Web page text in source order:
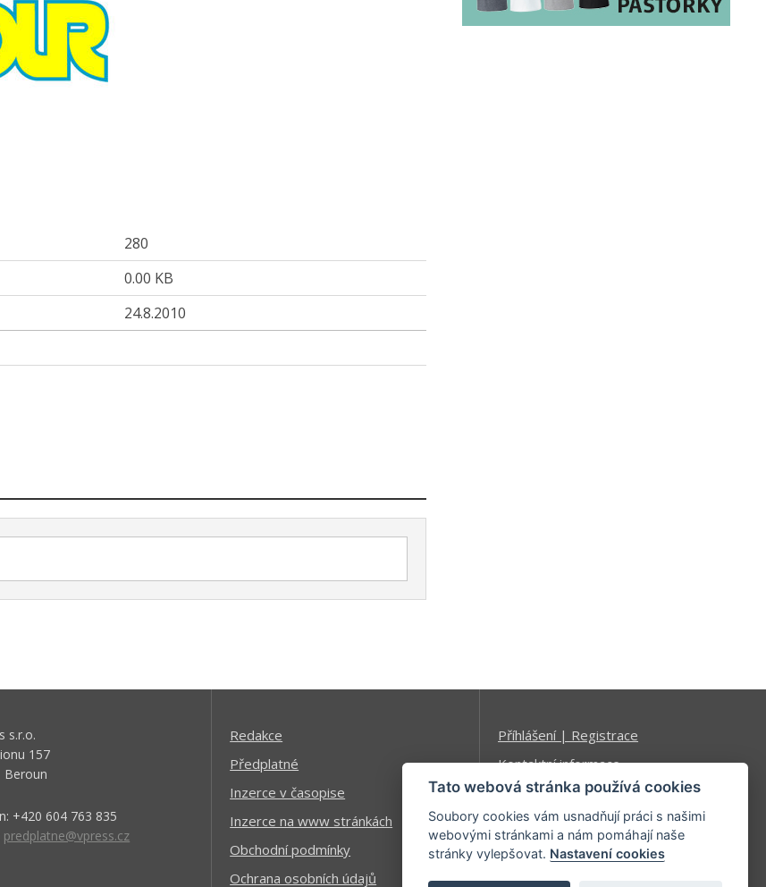
280
0.00 KB
24.8.2010
s.r.o.
157
Beroun
+420 604 763 835
predplatne@vpress.cz
Redakce
Předplatné
Inzerce v časopise
Inzerce na www stránkách
Obchodní podmínky
Ochrana osobních údajů
Příhlášení | Registrace
Kontaktní informace
Mapa stránek
Tato webová stránka používá cookies
Soubory cookies vám usnadňují práci s našimi
webovými stránkami a nám pomáhají naše
stránky vylepšovat. Nastavení cookies